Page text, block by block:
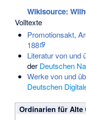
Wikisource:
Volltexte
Promotionsakt,
188
Literatur von und
der Deutschen
Werke von und
Deutschen
Ordinarien für Alte